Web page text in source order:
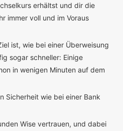
erhältst und dir die
immer voll und im Voraus
ist, wie bei einer Überweisung
sogar schneller: Einige
in wenigen Minuten auf dem
Sicherheit wie bei einer Bank
Wise vertrauen, und dabei